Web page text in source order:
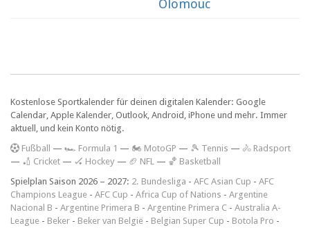
Olomouc
Kostenlose Sportkalender für deinen digitalen Kalender: Google
Calendar, Apple Kalender, Outlook, Android, iPhone und mehr. Immer
aktuell, und kein Konto nötig.
Fußball — 🏎️ Formula 1 — 🏍 MotoGP — 🎾 Tennis — 🚴 Radsport
— 🏏 Cricket — 🏑 Hockey — 🏈 NFL — 🏀 Basketball
Spielplan Saison 2026 – 2027: 2. Bundesliga - AFC Asian Cup - AFC
Champions League - AFC Cup - Africa Cup of Nations - Argentine
Nacional B - Argentine Primera B - Argentine Primera C - Australia A-
League - Beker - Beker van België - Belgian Super Cup - Botola Pro -